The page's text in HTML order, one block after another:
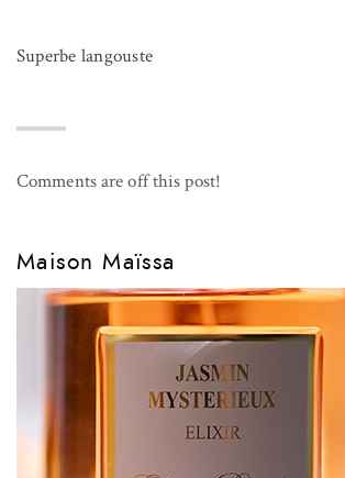
Superbe langouste
Comments are off this post!
Maison Maïssa